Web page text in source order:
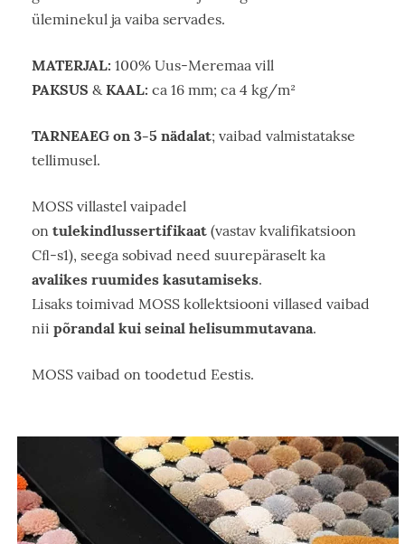
üleminekul ja vaiba servades.
MATERJAL: 100% Uus-Meremaa vill
PAKSUS & KAAL: ca 16 mm; ca 4 kg/m²
TARNEAEG on 3-5 nädalat; vaibad valmistatakse
tellimusel.
MOSS villastel vaipadel
on tulekindlussertifikaat (vastav kvalifikatsioon
Cﬂ-s1), seega sobivad need suurepäraselt ka
avalikes ruumides kasutamiseks.
Lisaks toimivad MOSS kollektsiooni villased vaibad
nii põrandal kui seinal helisummutavana.
MOSS vaibad on toodetud Eestis.